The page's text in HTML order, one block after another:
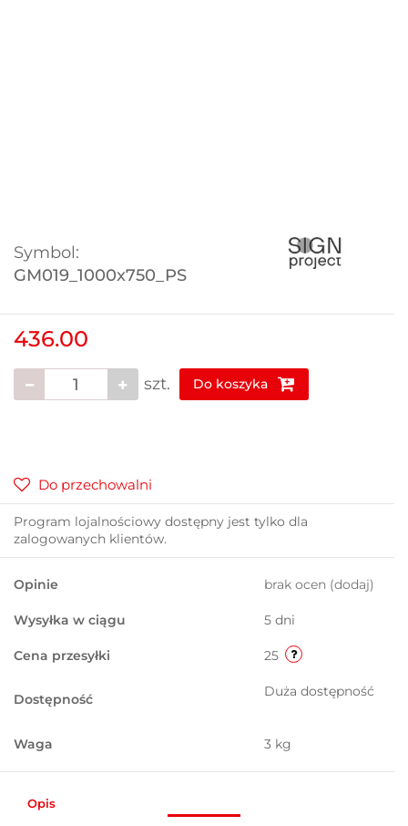
Symbol:
GM019_1000x750_PS
436.00
szt. Do koszyka
Do przechowalni
Program lojalnościowy dostępny jest tylko dla
zalogowanych klientów.
Opinie brak ocen (dodaj)
Wysyłka w ciągu 5 dni
Cena przesyłki 25
Dostępność Duża dostępność
Waga 3 kg
Opis